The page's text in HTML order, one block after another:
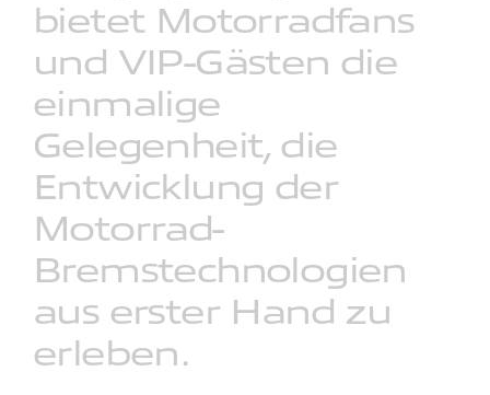
bietet Motorradfans
und VIP-Gästen die
einmalige
Gelegenheit, die
Entwicklung der
Motorrad-
Bremstechnologien
aus erster Hand zu
erleben.